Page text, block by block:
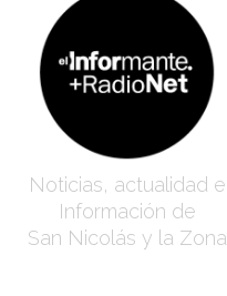
Noticias, actualidad e
Información de
San Nicolás y la Zona